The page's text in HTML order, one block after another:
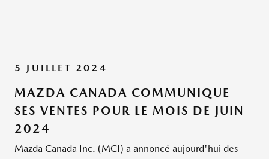
5 JUILLET 2024
MAZDA CANADA COMMUNIQUE
SES VENTES POUR LE MOIS DE JUIN
2024
Mazda Canada Inc. (MCI) a annoncé aujourd'hui des